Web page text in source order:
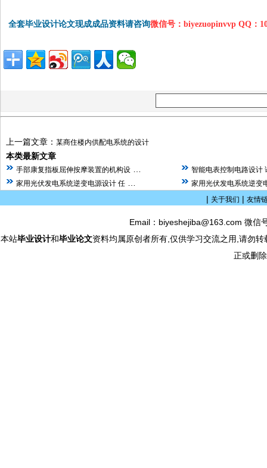
全套毕业设计论文现成成品资料请咨询微信号：biyezuopinvvp QQ
上一篇文章： 某商住楼内供配电系统的设计
本类最新文章
手部康复指板屈伸按摩装置的机构设
智能电表控制电路设计
家用光伏发电系统逆变电源设计 任
家用光伏发电系统逆变
| 关于我们 | 友情
Email：biyeshejiba@163.com 微
本站毕业设计和毕业论文资料均属原创者所有,仅供学习交流之用,请勿
正或删